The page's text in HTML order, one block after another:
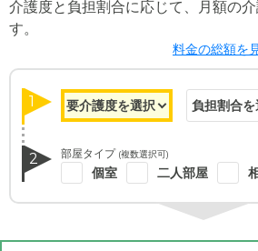
介護度と負担割合に応じて、月額の
す。
料金の総額を
1
2 部屋タイプ (複数選択可)
個室 二人部屋